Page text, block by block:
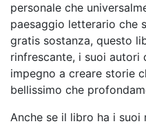
personale che
paesaggio letterario che
gratis sostanza, questo
rinfrescante, i suoi autori
impegno a creare storie
bellissimo che
Anche se il libro ha i